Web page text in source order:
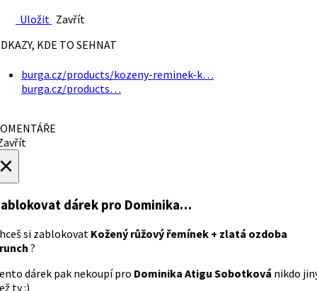
Uložit Zavřít
KDE TO SEHNAT
burga.cz/products/kozeny-reminek-k…
burga.cz/products…
dárek pro Dominika…
si zablokovat Kožený růžový řemínek + zlatá ozdoba
?
dárek pak nekoupí pro Dominika Atigu Sobotková nikdo
ty :)